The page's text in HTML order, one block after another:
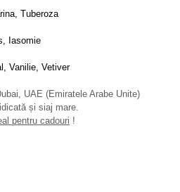
Tuberoza
Iasomie
Vanilie, Vetiver
UAE (Emiratele Arabe Unite)
și siaj mare.
pentru cadouri !